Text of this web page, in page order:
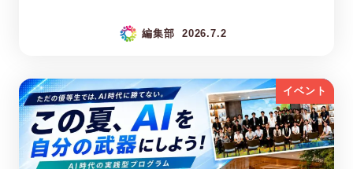
編集部 2026.7.2
イベント